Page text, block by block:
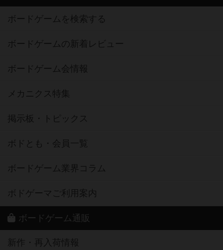
ボードゲームを検索する
ボードゲームの新着レビュー
ボードゲーム会情報
メカニクス特集
掲示板・トピックス
ボドとも・会員一覧
ボードゲーム業界コラム
ボドゲーマご利用案内
ボードゲーム通販
新作・再入荷情報